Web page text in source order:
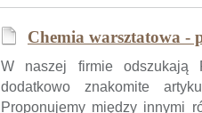
Chemia warsztatowa -
W naszej firmie odszukają
dodatkowo znakomite
Proponujemy między innymi